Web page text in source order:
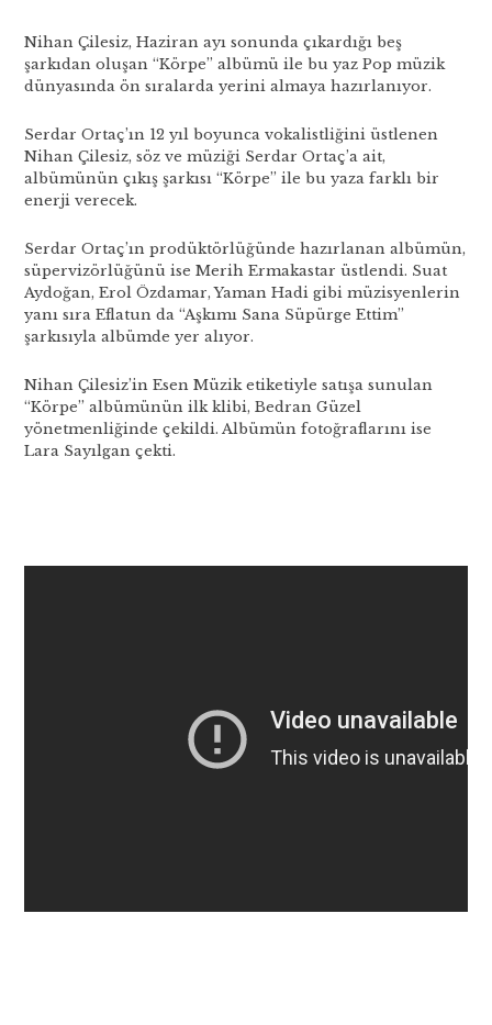
Nihan Çilesiz, Haziran ayı sonunda çıkardığı beş
şarkıdan oluşan “Körpe” albümü ile bu yaz Pop müzik
dünyasında ön sıralarda yerini almaya hazırlanıyor.
Serdar Ortaç’ın 12 yıl boyunca vokalistliğini üstlenen
Nihan Çilesiz, söz ve müziği Serdar Ortaç’a ait,
albümünün çıkış şarkısı “Körpe” ile bu yaza farklı bir
enerji verecek.
Serdar Ortaç’ın prodüktörlüğünde hazırlanan albümün,
süpervizörlüğünü ise Merih Ermakastar üstlendi. Suat
Aydoğan, Erol Özdamar, Yaman Hadi gibi müzisyenlerin
yanı sıra Eflatun da “Aşkımı Sana Süpürge Ettim”
şarkısıyla albümde yer alıyor.
Nihan Çilesiz’in Esen Müzik etiketiyle satışa sunulan
“Körpe” albümünün ilk klibi, Bedran Güzel
yönetmenliğinde çekildi. Albümün fotoğraflarını ise
Lara Sayılgan çekti.